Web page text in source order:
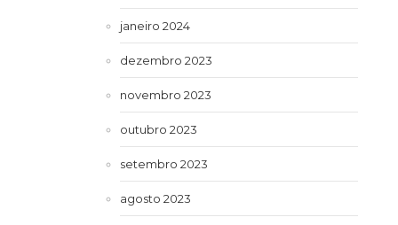
janeiro 2024
dezembro 2023
novembro 2023
outubro 2023
setembro 2023
agosto 2023